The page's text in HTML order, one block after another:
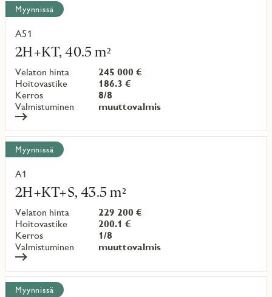
Näytä
kaikki
kohteet
Myynnissä
A51
2H+KT, 40.5 m²
Velaton hinta
245 000 €
Hoitovastike
186.3 €
Kerros
8/8
Valmistuminen
muuttovalmis
Lue
lisää
kohteesta
Myynnissä
A1
2H+KT+S, 43.5 m²
Velaton hinta
229 200 €
Hoitovastike
200.1 €
Kerros
1/8
Valmistuminen
muuttovalmis
Lue
lisää
kohteesta
Myynnissä